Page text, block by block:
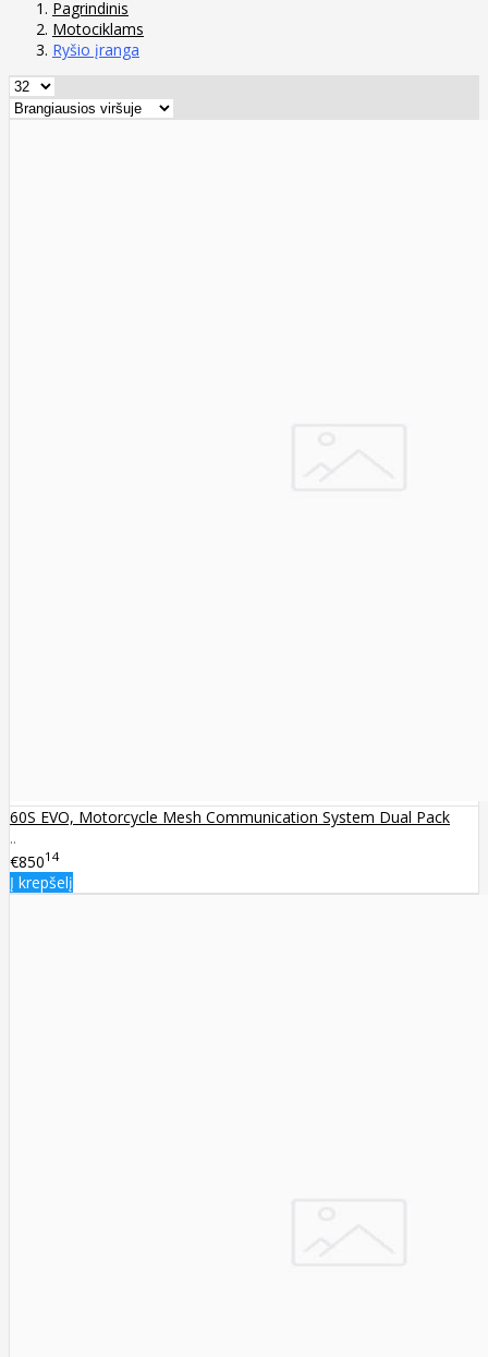
Pagrindinis
Motociklams
Ryšio įranga
60S EVO, Motorcycle Mesh Communication System Dual Pack
..
€85014
Į krepšelį